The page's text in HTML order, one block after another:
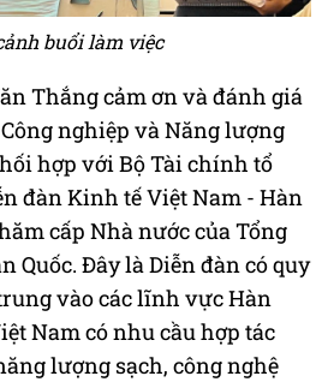
buổi làm việc
Thắng cảm ơn và đánh giá
nghiệp và Năng lượng
hợp với Bộ Tài chính tổ
đàn Kinh tế Việt Nam - Hàn
cấp Nhà nước của Tổng
Quốc. Đây là Diễn đàn có quy
vào các lĩnh vực Hàn
Nam có nhu cầu hợp tác
lượng sạch, công nghệ